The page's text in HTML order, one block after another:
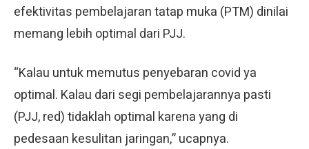
efektivitas pembelajaran tatap muka (PTM) dinilai
memang lebih optimal dari PJJ.
“Kalau untuk memutus penyebaran covid ya
optimal. Kalau dari segi pembelajarannya pasti
(PJJ, red) tidaklah optimal karena yang di
pedesaan kesulitan jaringan,” ucapnya.